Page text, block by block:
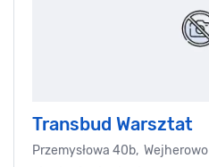
Transbud Warsztat
Przemysłowa 40b, Wejherowo